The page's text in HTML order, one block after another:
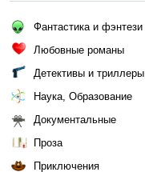
Фантастика и фэнтези
Любовные романы
Детективы и триллеры
Наука, Образование
Документальные
Проза
Приключения